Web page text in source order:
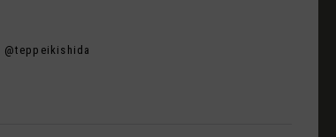
@teppeikishida